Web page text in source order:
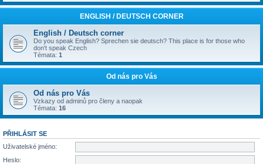
ENGLISH / DEUTSCH CORNER
English / Deutsch corner
Do you speak English? Sprechen sie deutsch? This place is for those who
don't speak Czech
Témata: 1
Od nás pro Vás
Od nás pro Vás
Vzkazy od adminů pro členy a naopak
Témata: 16
PŘIHLÁSIT SE
Uživatelské jméno:
Heslo: